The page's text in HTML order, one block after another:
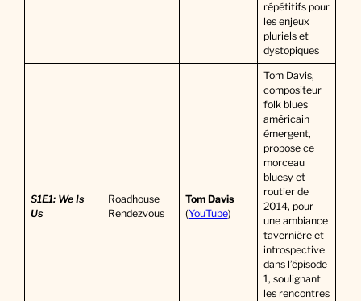
répétitifs pour
les enjeux
pluriels et
dystopiques
S1E1: We Is
Us
Roadhouse
Rendezvous
Tom Davis
(YouTube)
Tom Davis,
compositeur
folk blues
américain
émergent,
propose ce
morceau
bluesy et
routier de
2014, pour
une ambiance
tavernière et
introspective
dans l’épisode
1, soulignant
les rencontres